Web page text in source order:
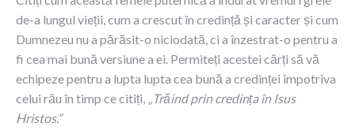
de-a lungul vieții, cum a crescut în credință și caracter și cum
Dumnezeu nu a părăsit-o niciodată, ci a înzestrat-o pentru a
fi cea mai bună versiune a ei. Permiteți acestei cărți să vă
echipeze pentru a lupta lupta cea bună a credinței împotriva
celui rău în timp ce citiți, „
Trăind prin credința în Isus
Hristos.”